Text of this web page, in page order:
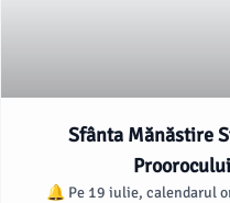
Sfânta Mănăstire
🔔 Pe 19 iulie, calendarul